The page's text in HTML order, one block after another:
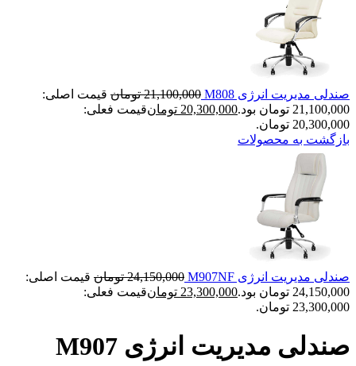
صندلی مدیریت انرژی M808 21,100,000 تومان قیمت اصلی:
21,100,000 تومان بود.
20,300,000 تومانقیمت فعلی:
20,300,000 تومان.
بازگشت به محصولات
صندلی مدیریت انرژی M907NF 24,150,000 تومان قیمت اصلی:
24,150,000 تومان بود.
23,300,000 تومانقیمت فعلی:
23,300,000 تومان.
صندلی مدیریت انرژی M907